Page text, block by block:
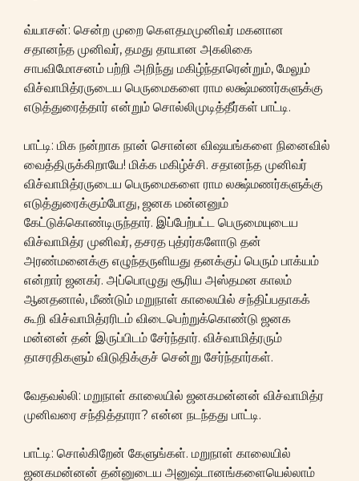
வ்யாசன்: சென்ற முறை கௌதமமுனிவர் மகனான
சதானந்த முனிவர், தமது தாயான அகலிகை
சாபவிமோசனம் பற்றி அறிந்து மகிழ்ந்தாரென்றும், மேலும்
விச்வாமித்ரருடைய பெருமைகளை ராம லக்ஷ்மணர்களுக்கு
எடுத்துரைத்தார் என்றும் சொல்லிமுடித்தீர்கள் பாட்டி.
பாட்டி: மிக நன்றாக நான் சொன்ன விஷயங்களை நினைவில்
வைத்திருக்கிறாயே! மிக்க மகிழ்ச்சி. சதானந்த முனிவர்
விச்வாமித்ரருடைய பெருமைகளை ராம லக்ஷ்மணர்களுக்கு
எடுத்துரைக்கும்போது, ஜனக மன்னனும்
கேட்டுக்கொண்டிருந்தார். இப்பேற்பட்ட பெருமையுடைய
விச்வாமித்ர முனிவர், தசரத புத்ரர்களோடு தன்
அரண்மனைக்கு எழுந்தருளியது தனக்குப் பெரும் பாக்யம்
என்றார் ஜனகர். அப்பொழுது சூரிய அஸ்தமன காலம்
ஆனதனால், மீண்டும் மறுநாள் காலையில் சந்திப்பதாகக்
கூறி விச்வாமித்ரரிடம் விடைபெற்றுக்கொண்டு ஜனக
மன்னன் தன் இருப்பிடம் சேர்ந்தார். விச்வாமித்ரரும்
தாசரதிகளும் விடுதிக்குச் சென்று சேர்ந்தார்கள்.
வேதவல்லி: மறுநாள் காலையில் ஜனகமன்னன் விச்வாமித்ர
முனிவரை சந்தித்தாரா? என்ன நடந்தது பாட்டி.
பாட்டி: சொல்கிறேன் கேளுங்கள். மறுநாள் காலையில்
ஜனகமன்னன் தன்னுடைய அனுஷ்டானங்களையெல்லாம்